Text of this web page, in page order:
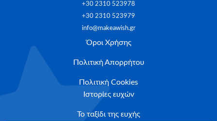
+30 2310 523978
+30 2310 523979
info@makeawish.gr
Όροι Χρήσης
Πολιτική Απορρήτου
Πολιτική Cookies
Ιστορίες ευχών
Το ταξίδι της ευχής